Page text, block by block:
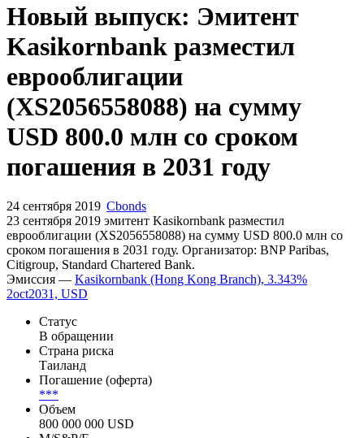
Новый выпуск: Эмитент
Kasikornbank разместил
еврооблигации
(XS2056558088) на сумму
USD 800.0 млн со сроком
погашения в 2031 году
24 сентября 2019 Cbonds
23 сентября 2019 эмитент Kasikornbank разместил
еврооблигации (XS2056558088) на сумму USD 800.0 млн со
сроком погашения в 2031 году. Организатор: BNP Paribas,
Citigroup, Standard Chartered Bank.
Эмиссия — Kasikornbank (Hong Kong Branch), 3.343%
2oct2031, USD
Статус
В обращении
Страна риска
Таиланд
Погашение (оферта)
***
Объем
800 000 000 USD